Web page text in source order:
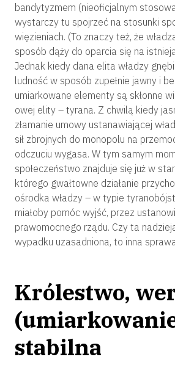
bandytyzmem (nieoficjalnym
wystarczy tu spojrzeć na stosunki
więzieniach. (To znaczy też, że
sposób dąży do oparcia się na
Jednak kiedy dana elita władzy
ludność w sposób zupełnie jawny i
umiarkowane elementy są skłonne
owej elity – tyrana. Z chwilą kiedy
złamanie umowy ustanawiającej
sił zbrojnych do monopolu na
odczuciu wygasa. W tym samym
społeczeństwo znajduje się już w
którego gwałtowne działanie
ośrodka władzy – w typie
miałoby pomóc wyjść, przez
prawomocnego rządu. Czy ta
wypadku uzasadniona, to inna
Królestwo,
stabilna